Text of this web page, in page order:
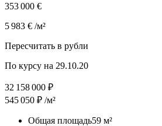
353 000 €
5 983 € /м²
Пересчитать в рубли
По курсу на 29.10.20
32 158 000 ₽
545 050 ₽ /м²
Общая площадь59 м²